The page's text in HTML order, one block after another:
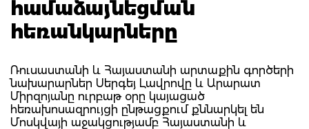
համաձայնեցման
հեռանկարները
Ռուսաստանի և Հայաստանի արտաքին գործերի
նախարարներ Սերգեյ Լավրովը և Արարատ
Միրզոյանը ուրբաթ օրը կայացած
հեռախոսազրույցի ընթացքում քննարկել են
Մոսկվայի աջակցությամբ Հայաստանի և